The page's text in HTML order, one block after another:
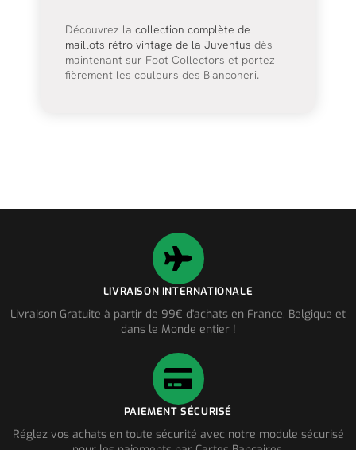
Découvrez la collection complète de
maillots rétro vintage de la Juventus dès
maintenant sur Foot Collectors et portez
fièrement les couleurs des Bianconeri.
LIVRAISON INTERNATIONALE
Livraison Gratuite à partir de 99€ d'achats en France, Belgique et
dans le Monde entier !
PAIEMENT SÉCURISÉ
Réglez vos achats en toute sécurité avec notre module sécurisé